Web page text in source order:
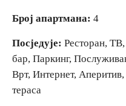
Лов и риболов
Сеоски туризам
Омладински туризам
Број апартмана: 4
Посједује: Ресторан,
бар, Паркинг,
Врт, Интернет,
тераса